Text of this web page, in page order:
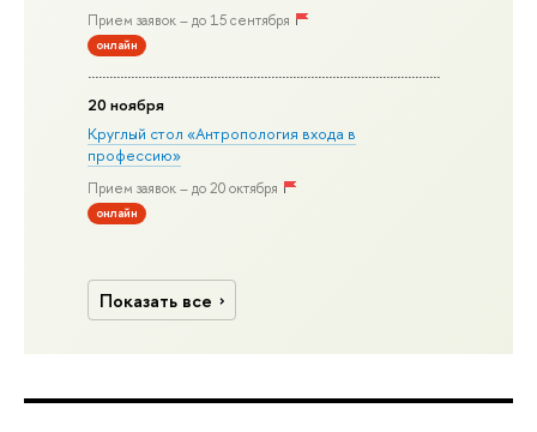
Прием заявок – до 15 сентября
онлайн
20 ноября
Круглый стол «Антропология входа в
профессию»
Прием заявок – до 20 октября
онлайн
Показать все